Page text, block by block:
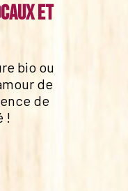
et
bio ou
de
de
!